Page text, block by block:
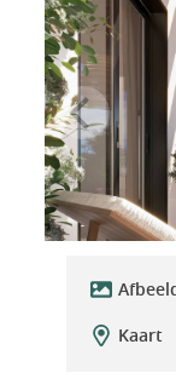
Kaart